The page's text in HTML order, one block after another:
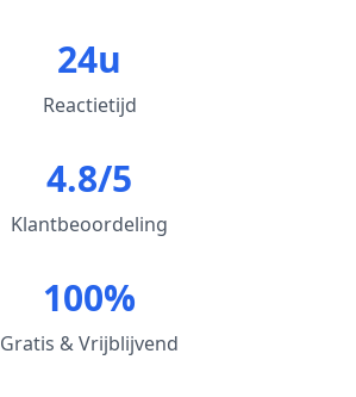
24u
Reactietijd
4.8/5
Klantbeoordeling
100%
Gratis & Vrijblijvend